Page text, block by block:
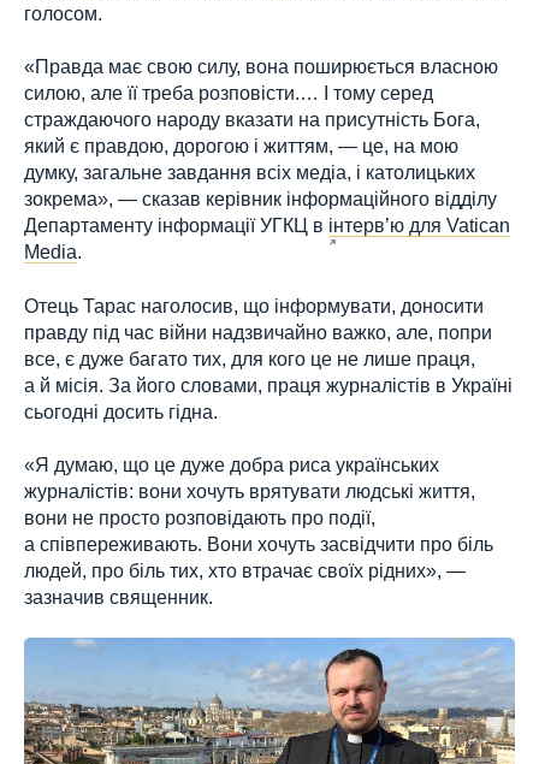
голосом.
«Правда має свою силу, вона поширюється власною
силою, але її треба розповісти.… І тому серед
страждаючого народу вказати на присутність Бога,
який є правдою, дорогою і життям, — це, на мою
думку, загальне завдання всіх медіа, і католицьких
зокрема», — сказав керівник інформаційного відділу
Департаменту інформації УГКЦ в інтерв’ю для Vatican
Media.
Отець Тарас наголосив, що інформувати, доносити
правду під час війни надзвичайно важко, але, попри
все, є дуже багато тих, для кого це не лише праця,
а й місія. За його словами, праця журналістів в Україні
сьогодні досить гідна.
«Я думаю, що це дуже добра риса українських
журналістів: вони хочуть врятувати людські життя,
вони не просто розповідають про події,
а співпереживають. Вони хочуть засвідчити про біль
людей, про біль тих, хто втрачає своїх рідних», —
зазначив священник.